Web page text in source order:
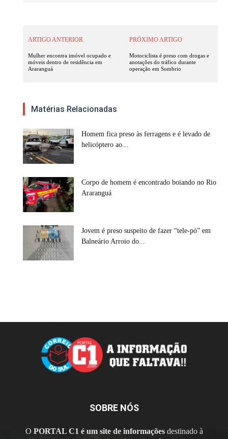
ARTIGO ANTERIOR
Mulher encontra imóvel ocupado e
móveis dentro de residência em
Araranguá
PRÓXIMO ARTIGO
Motociclista é preso com drogas e
anotações do tráfico durante
operação em Sombrio
Matérias Relacionadas
Homem fica preso às ferragens e é levado de
helicóptero ao...
Corpo de homem é encontrado boiando no Rio
Araranguá
Jovem é preso suspeito de fazer “tele-pó” em
Balneário Arroio do...
SOBRE NÓS
O PORTAL C1 é um site de informaçõesdestinado à